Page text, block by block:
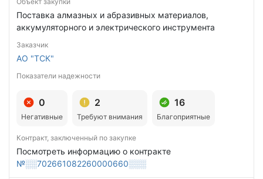
Поставка алмазных и абразивных материалов,
аккумуляторного и электрического инструмента
Заказчик
АО "ТСК"
Показатели надежности
0
Негативные
2
Требуют внимания
16
Благоприятные
Контракт, заключенный по закупке
Посмотреть информацию о контракте
№░░702661082260000660░░░